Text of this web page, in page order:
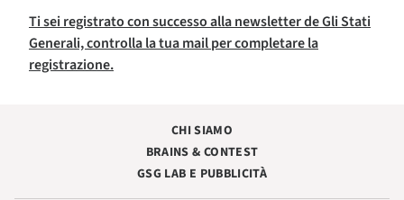
Ti sei registrato con successo alla newsletter de Gli Stati
Generali, controlla la tua mail per completare la
registrazione.
CHI SIAMO
BRAINS & CONTEST
GSG LAB E PUBBLICITÀ